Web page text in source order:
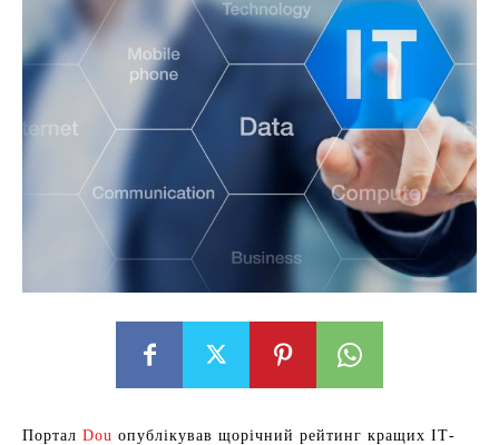
Портал Dou опублікував щорічний рейтинг кращих ІТ-